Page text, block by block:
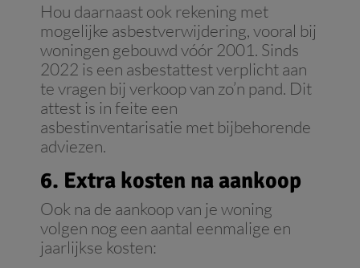
Hou daarnaast ook rekening met
mogelijke asbestverwijdering, vooral bij
woningen gebouwd vóór 2001. Sinds
2022 is een asbestattest verplicht aan
te vragen bij verkoop van zo’n pand. Dit
attest is in feite een
asbestinventarisatie met bijbehorende
adviezen.
6. Extra kosten na aankoop
Ook na de aankoop van je woning
volgen nog een aantal eenmalige en
jaarlijkse kosten: